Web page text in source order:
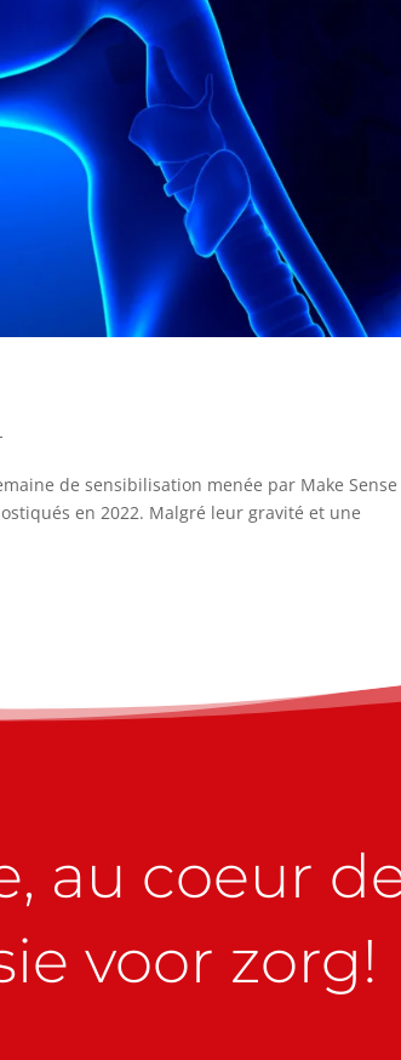
de sensibilisation menée par Make Sense
en 2022. Malgré leur gravité et une
au coeur
voor zorg!